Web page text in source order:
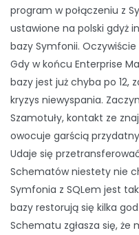
program w połączeniu z
ustawione na polski gdyż
bazy Symfonii.
Gdy w końcu Enterprise
bazy jest już chyba po 12,
kryzys niewyspania.
Szamotuły, kontakt ze
owocuje garścią
Udaje się
Schematów niestety nie
Symfonia z SQLem jest
bazy restorują się kilka
Schematu zgłasza się,